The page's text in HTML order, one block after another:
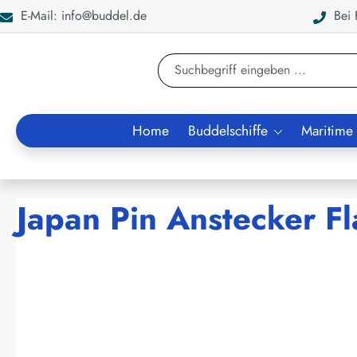
Zur Suche springen
E-Mail: info@buddel.de Bei
Home Buddelschiffe
Japan Pin Anstecker